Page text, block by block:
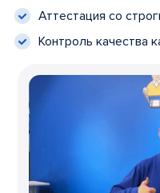
Аттестация со
Контроль качества